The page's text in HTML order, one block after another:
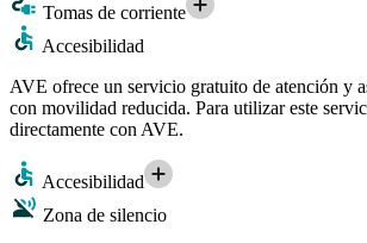
Tomas de corriente
Accesibilidad
AVE ofrece un servicio gratuito de atención y
con movilidad reducida. Para utilizar este
directamente con AVE.
Accesibilidad
Zona de silencio